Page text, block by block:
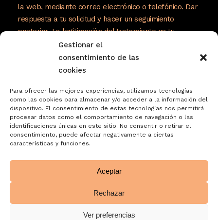
Gestionar el
consentimiento de las
cookies
Para ofrecer las mejores experiencias, utilizamos tecnologías
como las cookies para almacenar y/o acceder a la información del
dispositivo. El consentimiento de estas tecnologías nos permitirá
procesar datos como el comportamiento de navegación o las
identificaciones únicas en este sitio. No consentir o retirar el
consentimiento, puede afectar negativamente a ciertas
características y funciones.
Aceptar
Rechazar
Ver preferencias
la web, mediante correo electrónico o telefónico. Dar
respuesta a tu solicitud y hacer un seguimiento
posterior. La legitimación del tratamiento es tu
consentimiento. Tus datos no serán cedidos a
terceros. Tienes derecho a acceder, rectificar y
suprimir tus datos, así como otros derechos como se
https://www.adelopd.com/privacidad/turrones-
jose-garrigos-sa